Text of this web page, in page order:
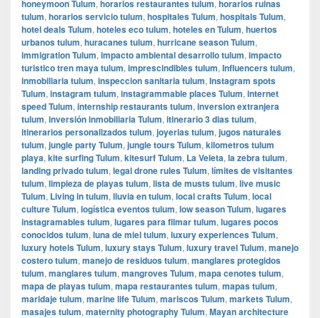
honeymoon Tulum, horarios restaurantes tulum, horarios ruinas
tulum, horarios servicio tulum, hospitales Tulum, hospitals Tulum,
hotel deals Tulum, hoteles eco tulum, hoteles en Tulum, huertos
urbanos tulum, huracanes tulum, hurricane season Tulum,
immigration Tulum, impacto ambiental desarrollo tulum, impacto
turistico tren maya tulum, imprescindibles tulum, Influencers tulum,
inmobiliaria tulum, inspeccion sanitaria tulum, Instagram spots
Tulum, instagram tulum, instagrammable places Tulum, internet
speed Tulum, internship restaurants tulum, inversion extranjera
tulum, inversión inmobiliaria Tulum, itinerario 3 dias tulum,
itinerarios personalizados tulum, joyerias tulum, jugos naturales
tulum, jungle party Tulum, jungle tours Tulum, kilometros tulum
playa, kite surfing Tulum, kitesurf Tulum, La Veleta, la zebra tulum,
landing privado tulum, legal drone rules Tulum, límites de visitantes
tulum, limpieza de playas tulum, lista de musts tulum, live music
Tulum, Living in tulum, lluvia en tulum, local crafts Tulum, local
culture Tulum, logística eventos tulum, low season Tulum, lugares
instagramables tulum, lugares para filmar tulum, lugares pocos
conocidos tulum, luna de miel tulum, luxury experiences Tulum,
luxury hotels Tulum, luxury stays Tulum, luxury travel Tulum, manejo
costero tulum, manejo de residuos tulum, manglares protegidos
tulum, manglares tulum, mangroves Tulum, mapa cenotes tulum,
mapa de playas tulum, mapa restaurantes tulum, mapas tulum,
maridaje tulum, marine life Tulum, mariscos Tulum, markets Tulum,
masajes tulum, maternity photography Tulum, Mayan architecture